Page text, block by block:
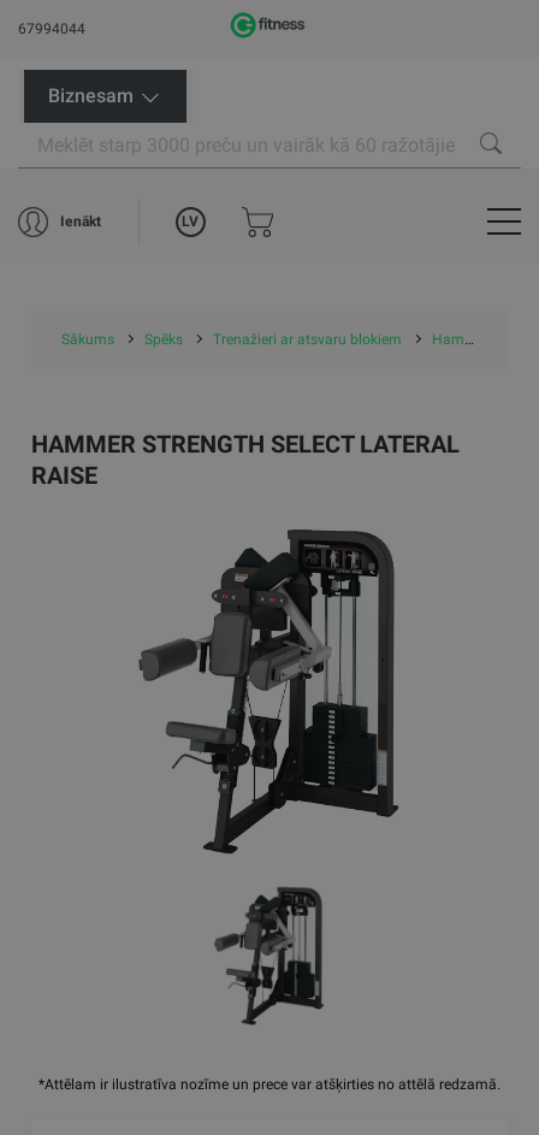
67994044
Biznesam
Ienākt LV
Sākums Spēks Trenažieri ar atsvaru blokiem Hammer Strength Select Lateral Raise
*Attēlam ir ilustratīva nozīme un prece var atšķirties no attēlā redzamā.
HAMMER STRENGTH SELECT LATERAL
RAISE